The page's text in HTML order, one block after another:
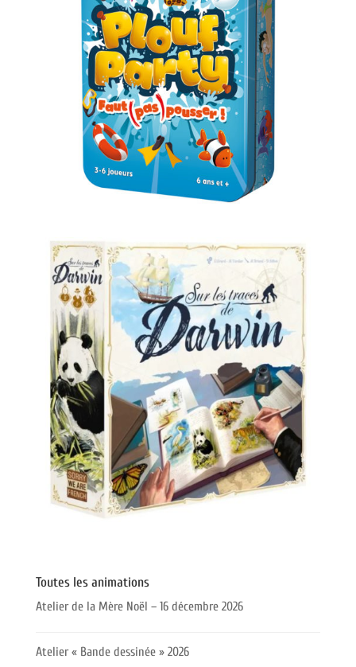
Toutes les animations
Atelier de la Mère Noël – 16 décembre 2026
Atelier « Bande dessinée » 2026